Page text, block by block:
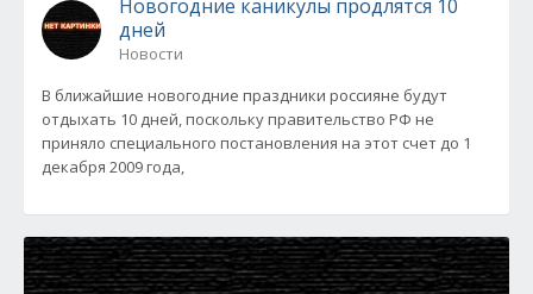
Новогодние каникулы продлятся 10
дней
Новости
В ближайшие новогодние праздники россияне будут
отдыхать 10 дней, поскольку правительство РФ не
приняло специального постановления на этот счет до 1
декабря 2009 года,